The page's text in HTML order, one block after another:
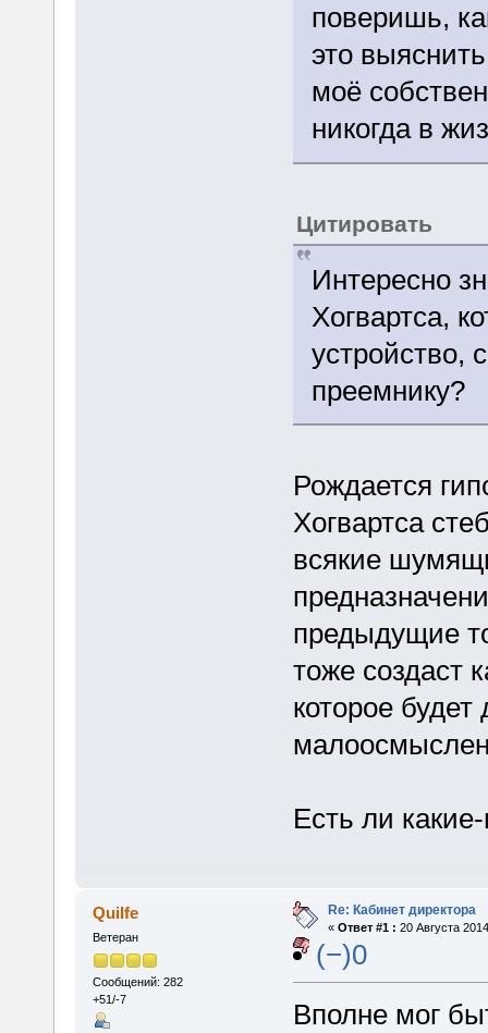
поверишь,
это
моё
никогда в
Цитировать
Интересно
Хогвартса,
устройство,
преемнику?
Рождается
Хогвартса
всякие
предыдущие
тоже создаст
которое будет
Есть ли
Quilfe
Ветеран
Сообщений: 282
+51/-7
Re: Кабинет директора
« Ответ #1 : 20 Августа
(−)0
Вполне мог